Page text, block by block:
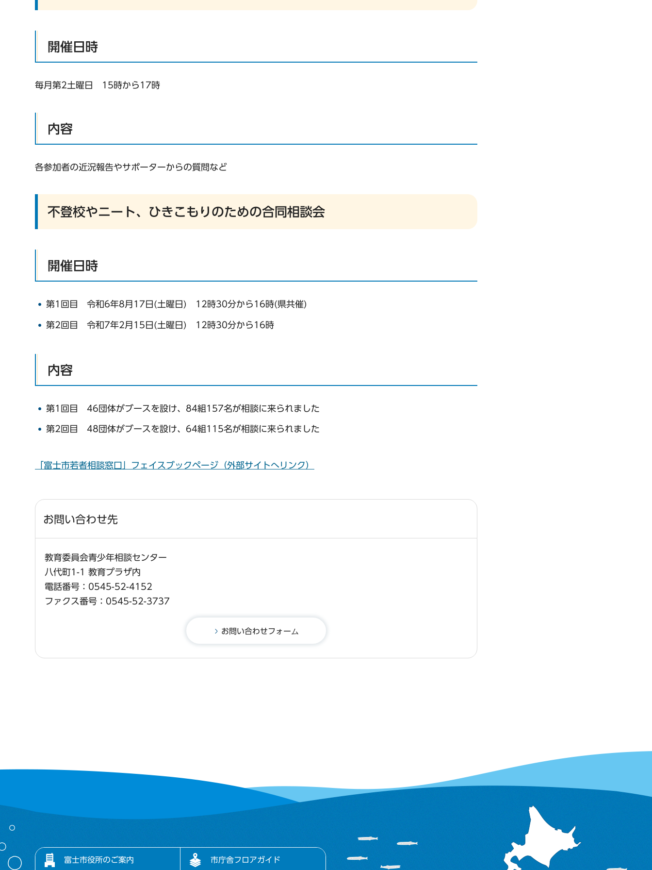
開催日時
毎月第2土曜日 15時から17時
内容
各参加者の近況報告やサポーターからの質問など
不登校やニート、ひきこもりのための合同相談会
開催日時
第1回目 令和6年8月17日(土曜日) 12時30分から16時(県共催)
第2回目 令和7年2月15日(土曜日) 12時30分から16時
内容
第1回目 46団体がブースを設け、84組157名が相談に来られました
第2回目 48団体がブースを設け、64組115名が相談に来られました
「富士市若者相談窓口」フェイスブックページ（外部サイトへリンク）
お問い合わせ先
教育委員会青少年相談センター
八代町1-1 教育プラザ内
電話番号：0545-52-4152
ファクス番号：0545-52-3737
富士市役所のご案内 市庁舎フロアガイド